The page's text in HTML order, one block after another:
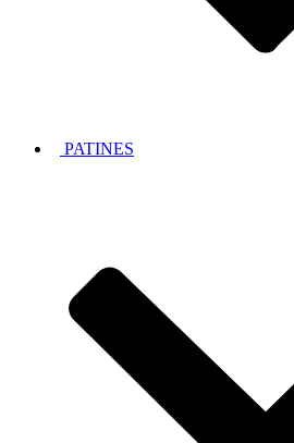
PATINES